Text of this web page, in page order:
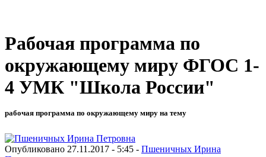
Рабочая программа по
окружающему миру ФГОС 1-
4 УМК "Школа России"
рабочая программа по окружающему миру на тему
Опубликовано 27.11.2017 - 5:45 - Пшеничных Ирина